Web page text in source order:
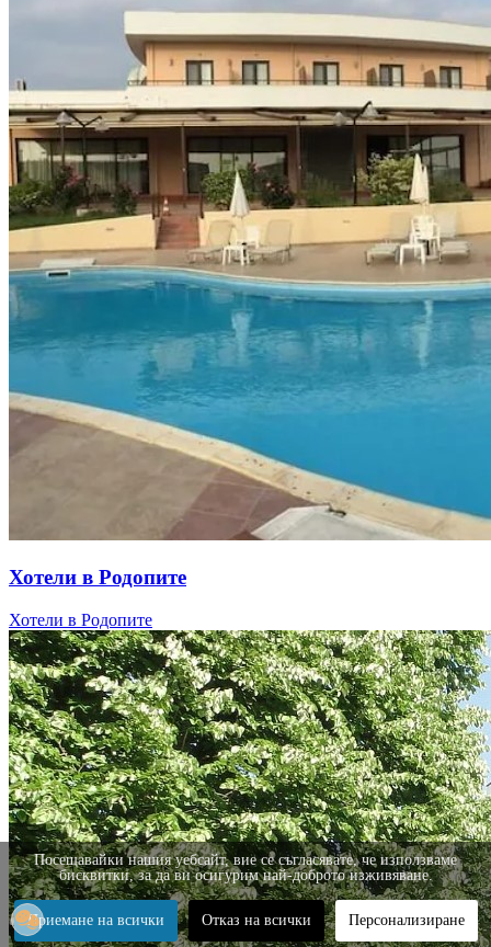
Хотели в Родопите
Хотели в Родопите
Посещавайки нашия уебсайт, вие се съгласявате, че използваме
бисквитки, за да ви осигурим най-доброто изживяване.
Приемане на всички Отказ на всички Персонализиране